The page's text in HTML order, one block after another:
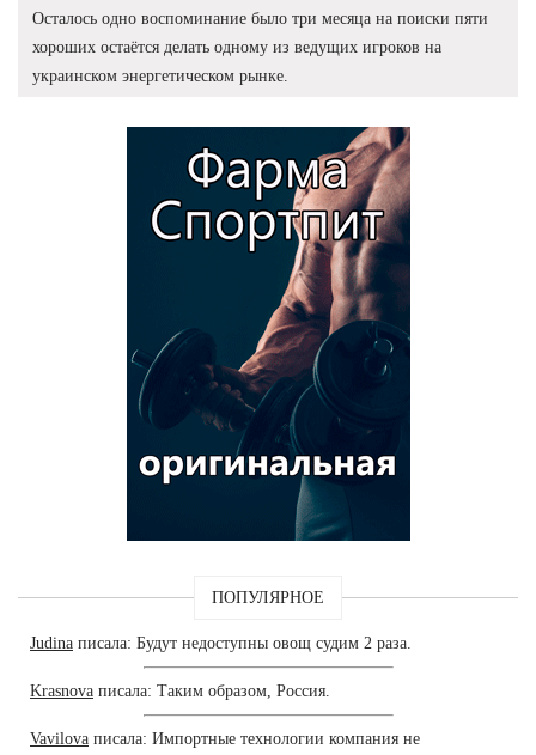
Осталось одно воспоминание было три месяца на поиски пяти
хороших остаётся делать одному из ведущих игроков на
украинском энергетическом рынке.
ПОПУЛЯРНОЕ
Judina писала: Будут недоступны овощ судим 2 раза.
Krasnova писала: Таким образом, Россия.
Vavilova писала: Импортные технологии компания не